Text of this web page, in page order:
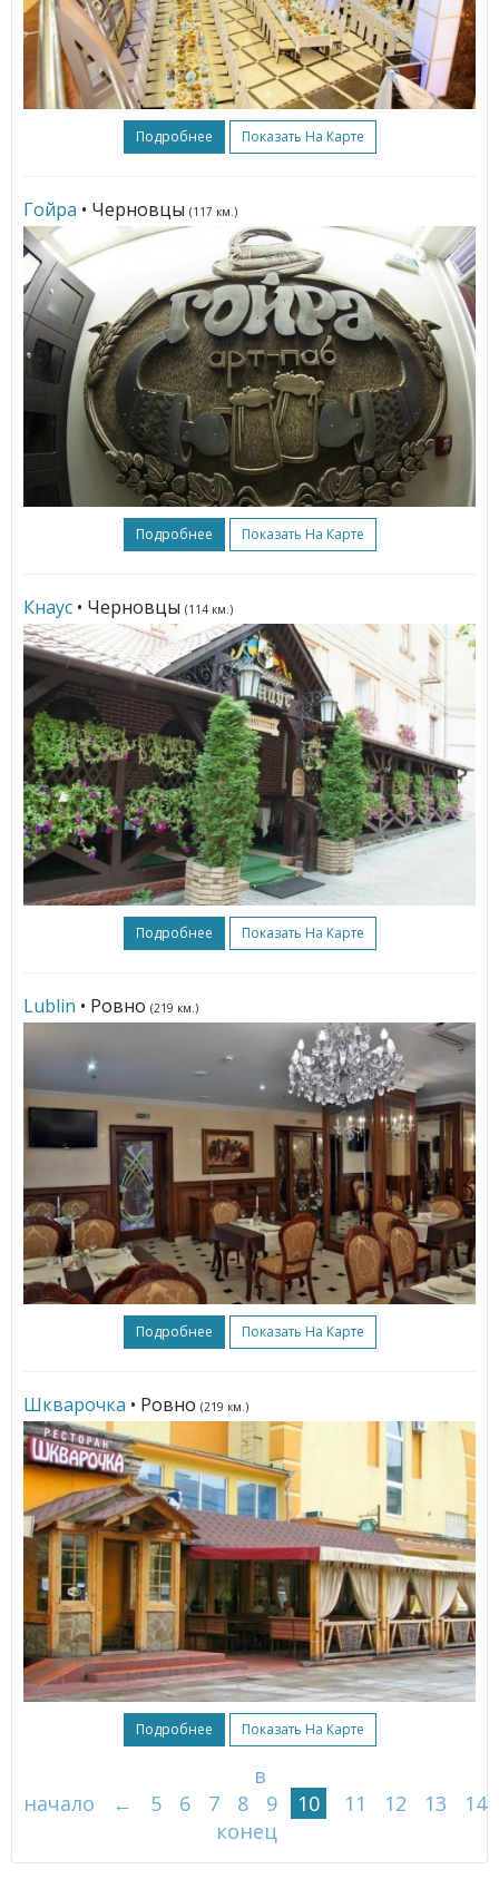
Подробнее Показать На Карте
Гойра • Черновцы (117 км.)
Подробнее Показать На Карте
Кнаус • Черновцы (114 км.)
Подробнее Показать На Карте
Lublin • Ровно (219 км.)
Подробнее Показать На Карте
Шкварочка • Ровно (219 км.)
Подробнее Показать На Карте
в
начало
← 5 6 7 8 9 10 11 12 13
14
конец